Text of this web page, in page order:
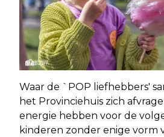
Waar de `POP liefhebbers'
het Provinciehuis zich
energie hebben voor de
kinderen zonder enige vorm